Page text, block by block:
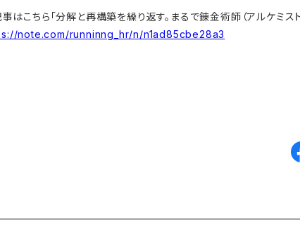
はこちら「分解と再構築を繰り返す。まるで錬金術師（アルケミスト
note.com/runninng_hr/n/n1ad85cbe28a3